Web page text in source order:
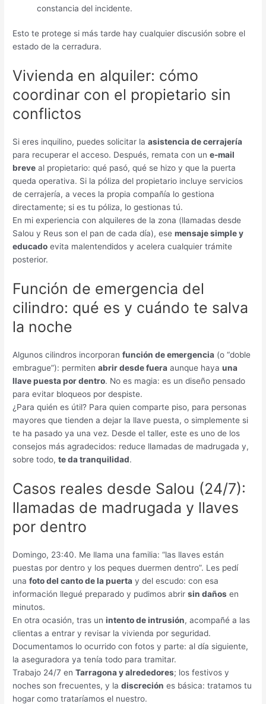
constancia del incidente.
Esto te protege si más tarde hay cualquier discusión sobre el
estado de la cerradura.
Vivienda en alquiler: cómo
coordinar con el propietario sin
conflictos
Si eres inquilino, puedes solicitar laasistencia de cerrajería
para recuperar el acceso. Después, remata con une-mail
breve al propietario: qué pasó, qué se hizo y que la puerta
queda operativa. Si la póliza del propietario incluye servicios
de cerrajería, a veces la propia compañía lo gestiona
directamente; si es tu póliza, lo gestionas tú.
En mi experiencia con alquileres de la zona (llamadas desde
Salou y Reus son el pan de cada día), esemensaje simple y
educado evita malentendidos y acelera cualquier trámite
posterior.
Función de emergencia del
cilindro: qué es y cuándo te salva
la noche
Algunos cilindros incorporanfunción de emergencia (o “doble
embrague”): permitenabrir desde fuera aunque hayauna
llave puesta por dentro. No es magia: es un diseño pensado
para evitar bloqueos por despiste.
¿Para quién es útil? Para quien comparte piso, para personas
mayores que tienden a dejar la llave puesta, o simplemente si
te ha pasado ya una vez. Desde el taller, este es uno de los
consejos más agradecidos: reduce llamadas de madrugada y,
sobre todo,te da tranquilidad.
Casos reales desde Salou (24/7):
llamadas de madrugada y llaves
por dentro
Domingo, 23:40. Me llama una familia: “las llaves están
puestas por dentro y los peques duermen dentro”. Les pedí
unafoto del canto de la puerta y del escudo: con esa
información llegué preparado y pudimos abrirsin daños en
minutos.
En otra ocasión, tras unintento de intrusión, acompañé a las
clientas a entrar y revisar la vivienda por seguridad.
Documentamos lo ocurrido con fotos y parte: al día siguiente,
la aseguradora ya tenía todo para tramitar.
Trabajo 24/7 enTarragona y alrededores; los festivos y
noches son frecuentes, y ladiscreción es básica: tratamos tu
hogar como trataríamos el nuestro.